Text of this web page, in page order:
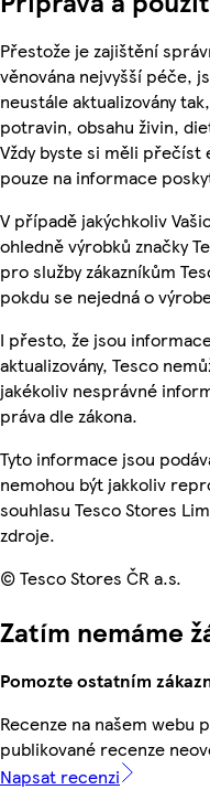
Přestože je zajištění
věnována nejvyšší péče,
neustále aktualizovány
potravin, obsahu živin,
Vždy byste si měli přečíst
pouze na informace
V případě jakýchkoliv
ohledně výrobků značky
pro služby zákazníkům
pokdu se nejedná o
I přesto, že jsou
aktualizovány, Tesco
jakékoliv nesprávné
práva dle zákona.
Tyto informace jsou
nemohou být jakkoliv
souhlasu Tesco Stores
zdroje.
© Tesco Stores ČR a.s.
Zatím nemáme
Pomozte ostatním
Recenze na našem webu
publikované recenze
Napsat recenzi